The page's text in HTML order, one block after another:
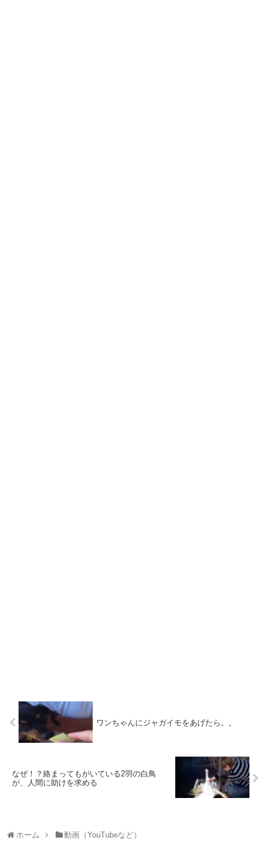
ワンちゃんにジャガイモをあげたら。。
なぜ！？絡まってもがいている2羽の白鳥
が、人間に助けを求める
ホーム 動画（YouTubeなど）